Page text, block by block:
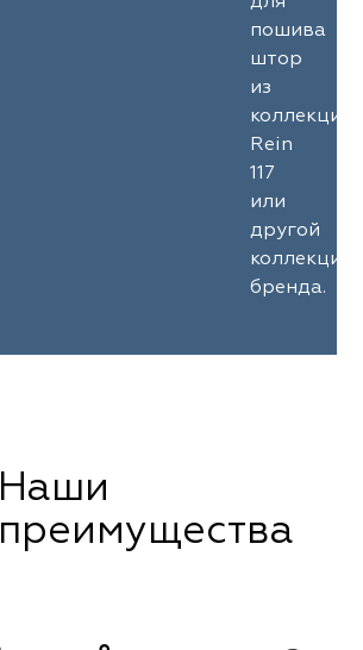
пошива
штор
из
Rein
117
или
другой
коллекции
бренда.
Наши
преимущества